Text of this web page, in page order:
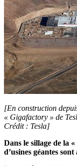
[En construction
« Gigafactory » de
Crédit : Tesla]
Dans le sillage de la
d’usines géantes sont